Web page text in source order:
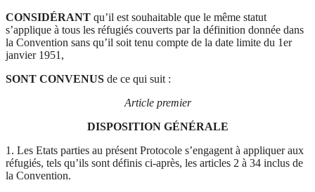
CONSIDÉRANT qu’il est souhaitable que le même statut
s’applique à tous les réfugiés couverts par la définition donnée dans
la Convention sans qu’il soit tenu compte de la date limite du 1er
janvier 1951,
SONT CONVENUS de ce qui suit :
Article premier
DISPOSITION GÉNÉRALE
1. Les Etats parties au présent Protocole s’engagent à appliquer aux
réfugiés, tels qu’ils sont définis ci-après, les articles 2 à 34 inclus de
la Convention.